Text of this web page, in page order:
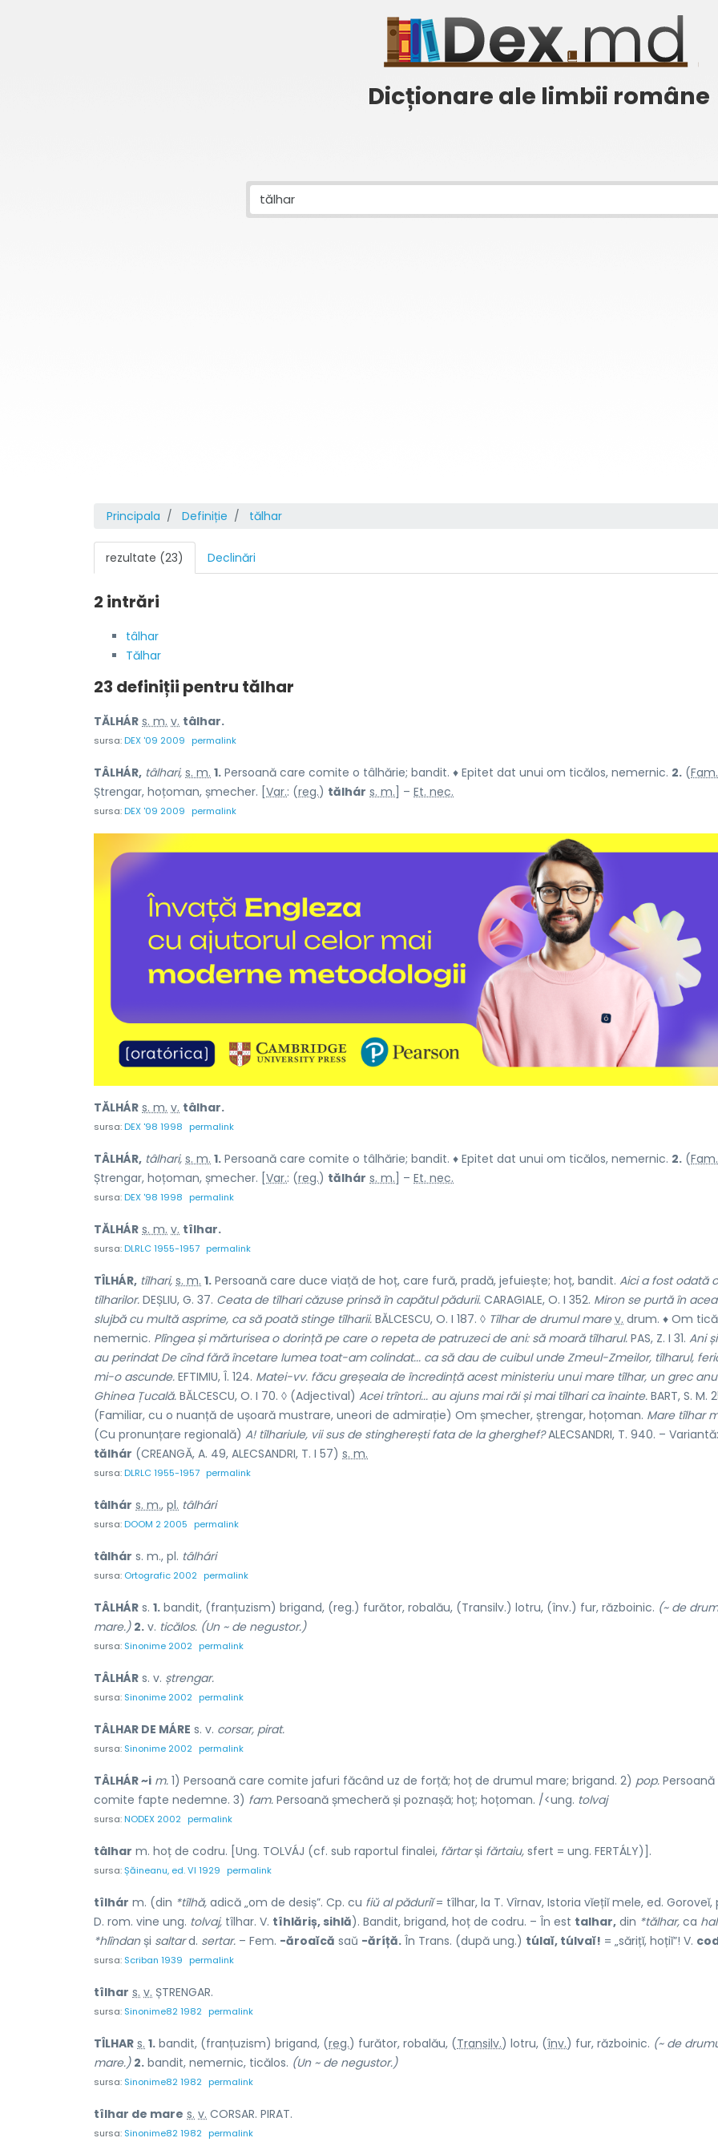
Dicționare ale limbii române
Principala Definiție tălhar
rezultate (23) Declinări
2 intrări
tâlhar
Tălhar
23 definiții pentru tălhar
TĂLHÁR s. m. v. tâlhar.
sursa:DEX '09 2009 permalink
TÂLHÁR, tâlhari, s. m. 1. Persoană care comite o tâlhărie; bandit. ♦ Epitet dat unui om ticălos, nemernic. 2. (Fam.
Ștrengar, hoțoman, șmecher. [ Var.: (reg.) tălhár s. m. ] – Et. nec.
sursa:DEX '09 2009 permalink
TĂLHÁR s. m. v. tâlhar.
sursa:DEX '98 1998 permalink
TÂLHÁR, tâlhari, s. m. 1. Persoană care comite o tâlhărie; bandit. ♦ Epitet dat unui om ticălos, nemernic. 2. (Fam.
Ștrengar, hoțoman, șmecher. [Var.: (reg.) tălhár s. m.] – Et. nec.
sursa:DEX '98 1998 permalink
TĂLHÁR s. m. v. tîlhar.
sursa:DLRLC 1955-1957 permalink
TÎLHÁR, tîlhari, s. m. 1. Persoană care duce viață de hoț, care fură, pradă, jefuiește; hoț, bandit. Aici a fost odată
tîlharilor. DEȘLIU, G. 37. Ceata de tîlhari căzuse prinsă în capătul pădurii. CARAGIALE, O. I 352. Miron se purtă în
slujbă cu multă asprime, ca să poată stinge tîlharii. BĂLCESCU, O. I 187. ◊ Tîlhar de drumul mare v. drum. ♦ Om
nemernic. Plîngea și mărturisea o dorință pe care o repeta de patruzeci de ani: să moară tîlharul. PAS, Z. I 31. Ani
au perindat De cînd fără încetare lumea toat-am colindat... ca să dau de cuibul unde Zmeul-Zmeilor, tîlharul,
mi-o ascunde. EFTIMIU, Î. 124. Matei-vv. făcu greșeala de încredință acest ministeriu unui mare tîlhar, un grec
Ghinea Țucală. BĂLCESCU, O. I 70. ◊ (Adjectival) Acei trîntori... au ajuns mai răi și mai tîlhari ca înainte. BART, S. M.
(Familiar, cu o nuanță de ușoară mustrare, uneori de admirație) Om șmecher, ștrengar, hoțoman. Mare tîlhar
(Cu pronunțare regională) A! tîlhariule, vii sus de stingherești fata de la gherghef?ALECSANDRI, T. 940. – Variantă:
tălhár (CREANGĂ, A. 49, ALECSANDRI, T. I 57) s. m.
sursa:DLRLC 1955-1957 permalink
tâlhár s. m., pl. tâlhári
sursa:DOOM 2 2005 permalink
tâlhár s. m., pl. tâlhári
sursa: Ortografic 2002 permalink
TÂLHÁR s. 1. bandit, (franțuzism) brigand, (reg.) furător, robalău, (Transilv.) lotru, (înv.) fur, războinic. (~ de
mare.) 2. v. ticălos. (Un ~ de negustor.)
sursa: Sinonime 2002 permalink
TÂLHÁR s. v. ștrengar.
sursa: Sinonime 2002 permalink
TÂLHAR DE MÁRE s. v. corsar, pirat.
sursa: Sinonime 2002 permalink
TÂLHÁR ~i m. 1) Persoană care comite jafuri făcând uz de forță; hoț de drumul mare; brigand. 2) pop.
comite fapte nedemne. 3) fam. Persoană șmecheră și poznașă; hoț; hoțoman. /<ung. tolvaj
sursa:NODEX 2002 permalink
tâlhar m. hoț de codru. [Ung. TOLVÁJ (cf. sub raportul finalei, fărtarși fărtaiu, sfert = ung. FERTÁLY)].
sursa:Șăineanu, ed. VI 1929 permalink
tîlhár m. (din *tîlhă, adică „om de desiș”. Cp. cu fiŭ al păduriĭ= tîlhar, la T. Vîrnav, Istoria vĭețiĭ mele, ed. Goroveĭ,
D. rom. vine ung. tolvaj, tîlhar. V. tîhlăriș, sihlă). Bandit, brigand, hoț de codru. – În est talhar, din *tălhar, ca
*hlîndanși saltard. sertar. – Fem. -ăroaĭcă saŭ -ăríță. În Trans. (după ung.) túlaĭ, túlvaĭ! = „sărițĭ, hoțiĭ”! V.
sursa: Scriban 1939 permalink
tîlhar s. v. ȘTRENGAR.
sursa: Sinonime82 1982 permalink
TÎLHAR s. 1. bandit, (franțuzism) brigand, (reg.) furător, robalău, (Transilv.) lotru, (înv.) fur, războinic. (~ de
mare.) 2. bandit, nemernic, ticălos. (Un ~ de negustor.)
sursa: Sinonime82 1982 permalink
tîlhar de mare s. v. CORSAR. PIRAT.
sursa: Sinonime82 1982 permalink